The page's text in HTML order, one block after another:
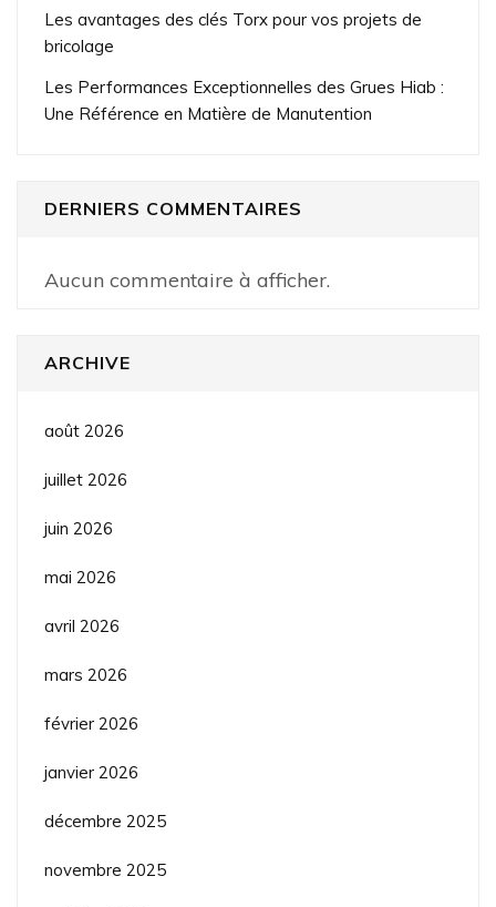
Les avantages des clés Torx pour vos projets de
bricolage
Les Performances Exceptionnelles des Grues Hiab :
Une Référence en Matière de Manutention
DERNIERS COMMENTAIRES
Aucun commentaire à afficher.
ARCHIVE
août 2026
juillet 2026
juin 2026
mai 2026
avril 2026
mars 2026
février 2026
janvier 2026
décembre 2025
novembre 2025